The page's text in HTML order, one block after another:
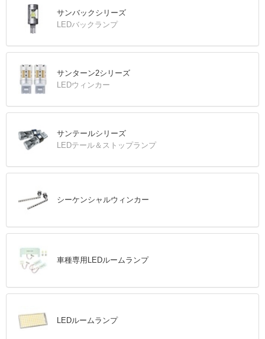
サンバックシリーズ
LEDバックランプ
サンターン2シリーズ
LEDウィンカー
サンテールシリーズ
LEDテール＆ストップランプ
シーケンシャルウィンカー
車種専用LEDルームランプ
LEDルームランプ